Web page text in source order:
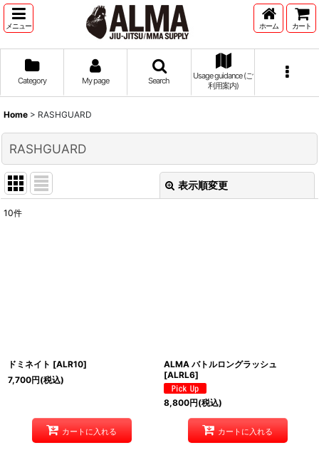
メニュー ホーム カート
Category My page Search
Usage guidance (ご
利用案内)
Home > RASHGUARD
RASHGUARD
表示順変更
10件
ドミネイト [ALR10]
7,700円(税込)
カートに入れる
ALMA バトルロングラッシュ
[ALRL6]
8,800円(税込)
カートに入れる